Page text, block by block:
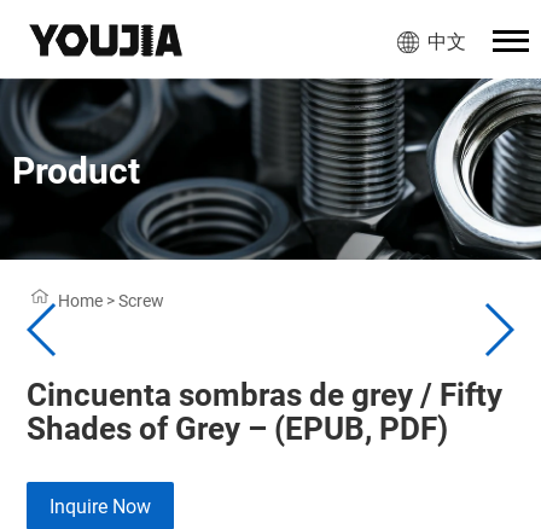
中文
Product
Home >Screw
Cincuenta sombras de grey / Fifty
Shades of Grey – (EPUB, PDF)
Inquire Now